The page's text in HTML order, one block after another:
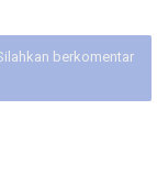
berkomentar